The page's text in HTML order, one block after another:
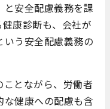
安全配慮義務を課
康診断も、会社が
う安全配慮義務の
とながら、労働者
健康への配慮も含